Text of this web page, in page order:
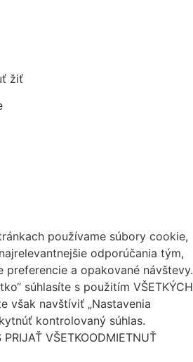
žiť
používame súbory cookie,
odporúčania tým,
preferencie a opakované návštevy.
súhlasíte s použitím VŠETKÝCH
však navštíviť „Nastavenia
kontrolovaný súhlas.
PRIJAŤ VŠETKOODMIETNUŤ